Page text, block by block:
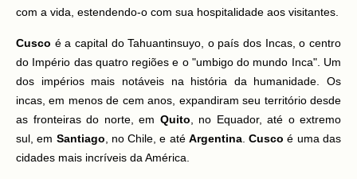
com a vida, estendendo-o com sua hospitalidade aos visitantes.
Cusco é a capital do Tahuantinsuyo, o país dos Incas, o centro
do Império das quatro regiões e o "umbigo do mundo Inca". Um
dos impérios mais notáveis na história da humanidade. Os
incas, em menos de cem anos, expandiram seu território desde
as fronteiras do norte, em Quito , no Equador, até o extremo
sul, em Santiago , no Chile, e até Argentina.Cusco é uma das
cidades mais incríveis da América.